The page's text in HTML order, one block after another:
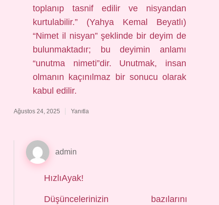
toplanıp tasnif edilir ve nisyandan
kurtulabilir.” (Yahya Kemal Beyatlı)
“Nimet il nisyan” şeklinde bir deyim de
bulunmaktadır; bu deyimin anlamı
“unutma nimeti”dir. Unutmak, insan
olmanın kaçınılmaz bir sonucu olarak
kabul edilir.
Ağustos 24, 2025 Yanıtla
admin
HızlıAyak!
Düşüncelerinizin bazılarını